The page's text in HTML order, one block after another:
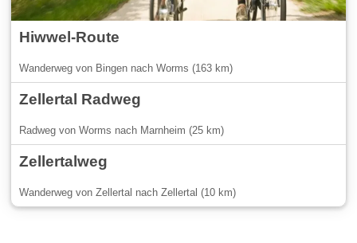
Hiwwel-Route
Wanderweg von Bingen nach Worms (163 km)
Zellertal Radweg
Radweg von Worms nach Marnheim (25 km)
Zellertalweg
Wanderweg von Zellertal nach Zellertal (10 km)